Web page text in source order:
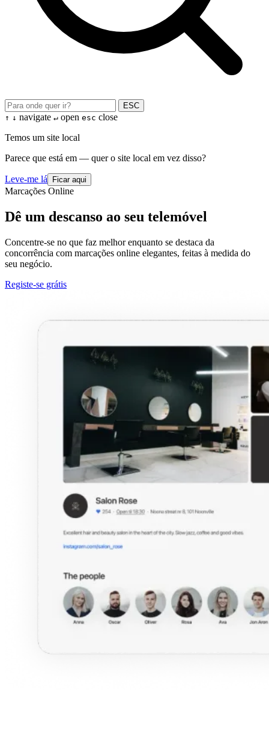
ESC
↑ ↓ navigate ↵ open esc close
Temos um site local
Parece que está em — quer o site local em vez disso?
Leve-me lá Ficar aqui
Marcações Online
Dê um descanso ao seu telemóvel
Concentre-se no que faz melhor enquanto se destaca da
concorrência com marcações online elegantes, feitas à medida do
seu negócio.
Registe-se grátis